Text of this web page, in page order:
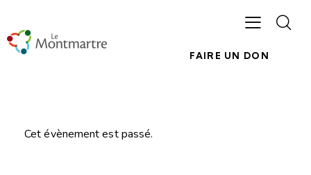
FAIRE UN DON
Cet évènement est passé.